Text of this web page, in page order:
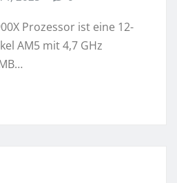
Prozessor ist eine 12-
AM5 mit 4,7 GHz